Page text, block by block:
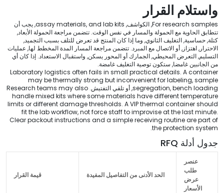
واستلام القرار
For research samples, الكواشف, assay materials,and lab kits
, يجب أن
تتطابق الحاوية مع الحمولة والمسار في نفس الوقت. تتضمن مراجعة الحمولة الأبعاد,
كتلة, حساسية, التغليف الثانوي, وما إذا كان المنتج قد تعرض للتلف بسبب التجميد,
الاحترار, اهتزاز, أو الاتصال مع المبرد. تتضمن مراجعة المسار المدة المخطط لها, عمليات
التسليم, التعرض المحيطي, الجمارك أو المحور يسكن, واستقبال الاستعداد. إذا كان أي
من الجانبين غامضا, ستكون توصية التغليف غامضة.
Laboratory logistics often fails in small practical details. A container
may be thermally strong but inconvenient for labeling,sample
segregation,bench loading , أو تلقي التفتيش. Research teams may also
handle mixed kits where some materials have different temperature
limits or different damage thresholds. A VIP thermal container should
fit the lab workflow,not force staff to improvise at the last minute.
Clear packout instructions and a simple receiving routine are part of
the protection system
.
جدول أدلة RFQ
عنصر
طلب
عرض
الأسعار
الحد الأدنى من التفاصيل المفيدة قيمة القرار